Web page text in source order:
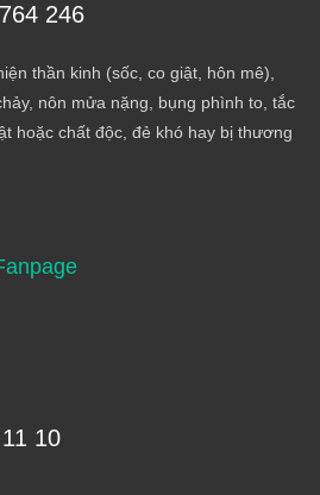
246
thần kinh (sốc, co giật, hôn mê),
nôn mửa nặng, bụng phình to, tắc
hoặc chất độc, đẻ khó hay bị thương
10